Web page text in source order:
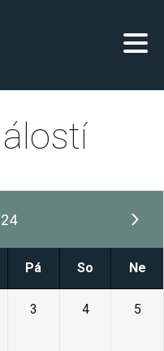
Pá So Ne
3 4 5